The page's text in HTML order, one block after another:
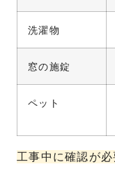
洗濯物
窓の施錠
ペット
工事中に確認が